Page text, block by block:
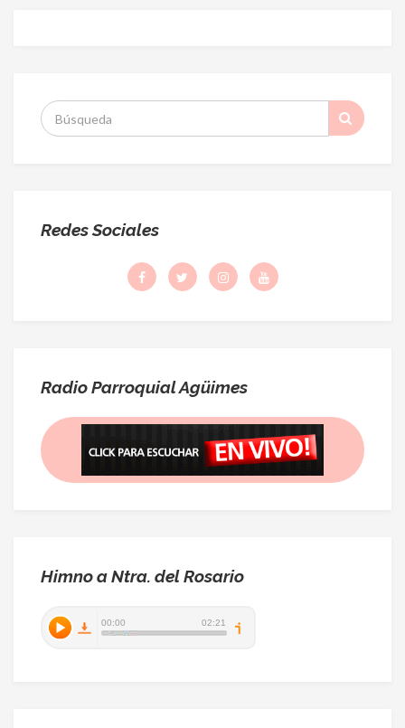
S
:
Redes Sociales
Radio Parroquial Agüimes
Himno a Ntra. del Rosario